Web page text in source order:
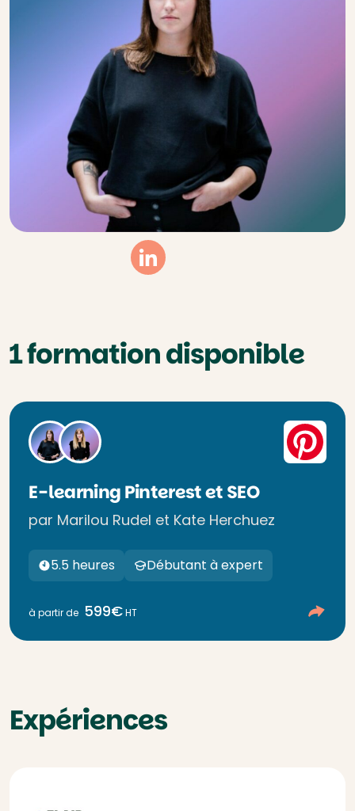
Linkedin
1 formation disponible
E-learning Pinterest et SEO
par Marilou Rudel et Kate Herchuez
5.5 heures Débutant à expert
à partir de 599€HT
Expériences